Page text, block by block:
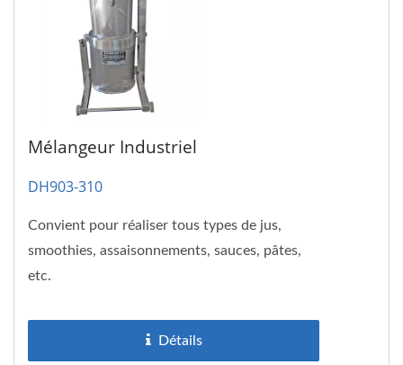
Mélangeur Industriel
DH903-310
Convient pour réaliser tous types de jus,
smoothies, assaisonnements, sauces, pâtes,
etc.
Détails